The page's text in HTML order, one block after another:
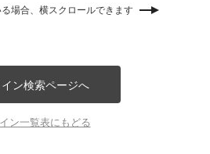
場合、横スクロールできます
イン検索ページへ
ン一覧表にもどる